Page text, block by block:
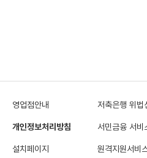
영업점안내 저축은행 위법
개인정보처리방침 서민금융 서비
설치페이지 원격지원서비